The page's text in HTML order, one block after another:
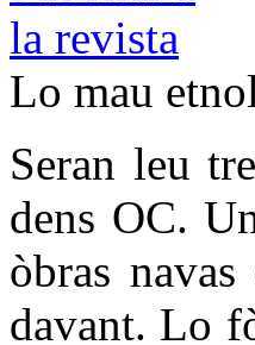
Lo mau
Seran leu
dens OC.
òbras
davant. Lo